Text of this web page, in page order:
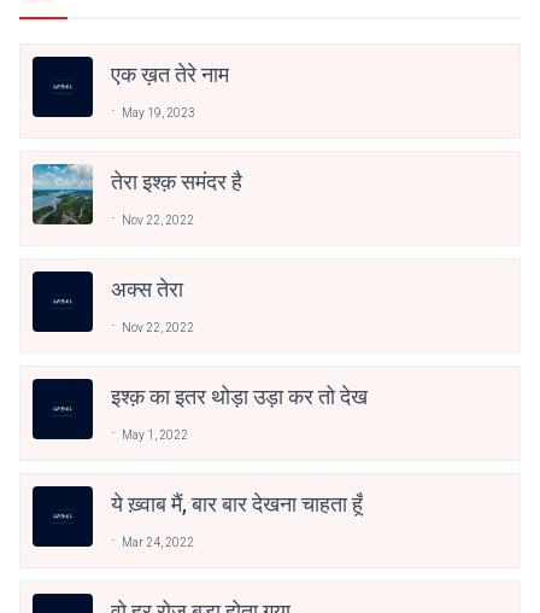
एक ख़त तेरे नाम
May 19, 2023
तेरा इश्क़ समंदर है
Nov 22, 2022
अक्स तेरा
Nov 22, 2022
इश्क़ का इतर थोड़ा उड़ा कर तो देख
May 1, 2022
ये ख़्वाब मैं, बार बार देखना चाहता हूँ
Mar 24, 2022